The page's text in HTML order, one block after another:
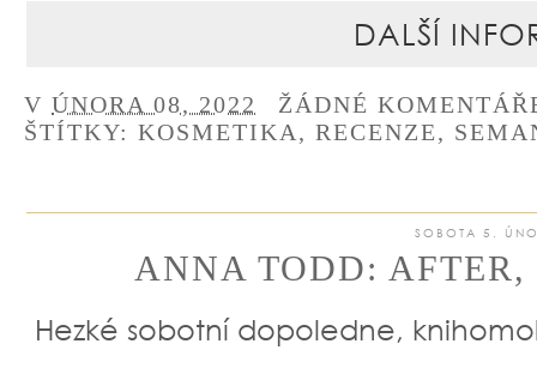
DALŠÍ
V ÚNORA 08, 2022
ŽÁDNÉ
ŠTÍTKY: KOSMETIKA, RECENZE,
SOBOTA 5.
ANNA TODD:
Hezké sobotní dopoledne,